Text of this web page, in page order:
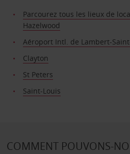
Parcourez tous les lieux de
Hazelwood
Aéroport Intl. de Lambert-
Clayton
St Peters
Saint-Louis
COMMENT POUVONS-